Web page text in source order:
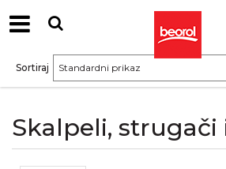
Skalpeli, strugači
Sortiraj